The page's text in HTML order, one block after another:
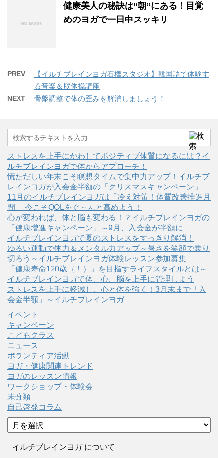
健康美人の秘訣は“朝”にある！目覚
めのヨガで一日中スッキリ
PREV
【イルチブレインヨガ石橋スタジオ】韓国語で体験す
る音楽＆脳体操講座
NEXT 骨盤調整で体の歪みを解消しましょう！
ストレスを上手にかわしてポジティブ体質になるには？イ
ルチブレインヨガで体からアプローチ！
慌ただしい年末こそ瞑想タイムで集中力アップ！イルチブ
レインヨガが入会金半額の「クリスマスキャンペーン」
11月のイルチブレインヨガは「冷え対策！体質改善推進月
間」 今こそQOLをぐ～んと高めよう！
心が変われば、体と脳も変わる！？イルチブレインヨガの
「健康増進キャンペーン」～9月、入会金が半額に
イルチブレインヨガで夏のストレスをすっきり解消！
ゆるい運動で体力＆メンタル力アップ～暑さを笑顔で乗り
切ろう～イルチブレインヨガ体験レッスン参加募集
「健康寿命120歳（！）」を目指すライフスタイルとは～
イルチブレインヨガで体、心、脳を上手に管理しよう
ストレスを上手に軽減し、心と体を強く！3月末まで「入
会金半額」～イルチブレインヨガ
イベント
キャンペーン
こどもクラス
ニュース
ボランティア活動
ヨガ・健康関連トレンド
ヨガのレッスン情報
ワークショップ・体験会
未分類
自己啓発コラム
ア
ー
イルチブレインヨガ について